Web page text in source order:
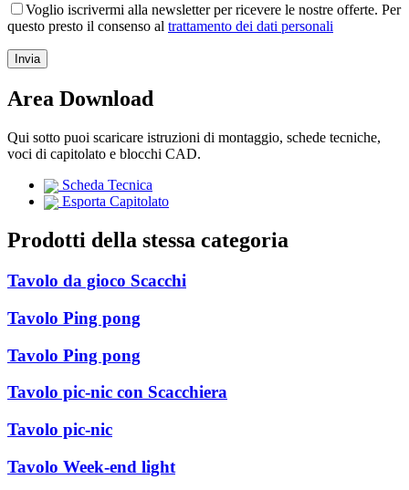
Voglio iscrivermi alla newsletter per ricevere le nostre offerte. Per
questo presto il consenso al trattamento dei dati personali
Area Download
Qui sotto puoi scaricare istruzioni di montaggio, schede tecniche,
voci di capitolato e blocchi CAD.
Scheda Tecnica
Esporta Capitolato
Prodotti della stessa categoria
Tavolo da gioco Scacchi
Tavolo Ping pong
Tavolo Ping pong
Tavolo pic-nic con Scacchiera
Tavolo pic-nic
Tavolo Week-end light